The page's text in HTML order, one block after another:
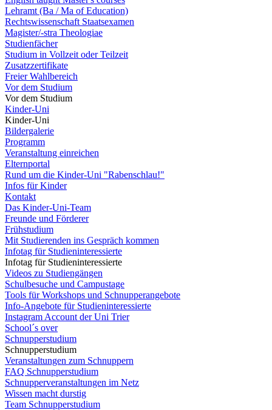
Lehramt (Ba / Ma of Education)
Rechtswissenschaft Staatsexamen
Magister/-stra Theologiae
Studienfächer
Studium in Vollzeit oder Teilzeit
Zusatzzertifikate
Freier Wahlbereich
Vor dem Studium
Vor dem Studium
Kinder-Uni
Kinder-Uni
Bildergalerie
Programm
Veranstaltung einreichen
Elternportal
Rund um die Kinder-Uni "Rabenschlau!"
Infos für Kinder
Kontakt
Das Kinder-Uni-Team
Freunde und Förderer
Frühstudium
Mit Studierenden ins Gespräch kommen
Infotag für Studieninteressierte
Infotag für Studieninteressierte
Videos zu Studiengängen
Schulbesuche und Campustage
Tools für Workshops und Schnupperangebote
Info-Angebote für Studieninteressierte
Instagram Account der Uni Trier
School´s over
Schnupperstudium
Schnupperstudium
Veranstaltungen zum Schnuppern
FAQ Schnupperstudium
Schnupperveranstaltungen im Netz
Wissen macht durstig
Team Schnupperstudium